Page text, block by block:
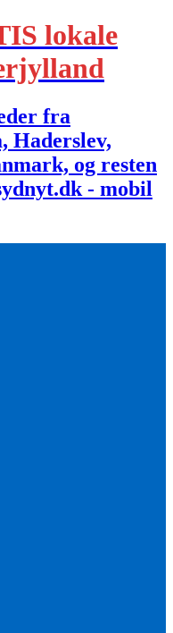
lokale
fra
Haderslev,
og resten
- mobil